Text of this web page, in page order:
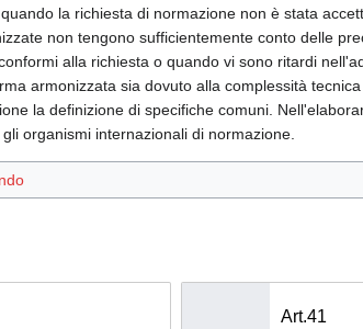
la richiesta di normazione non è stata
non tengono sufficientemente conto delle
alla richiesta o quando vi sono ritardi
armonizzata sia dovuto alla complessità
la definizione di specifiche comuni.
organismi internazionali di normazione.
Art.41